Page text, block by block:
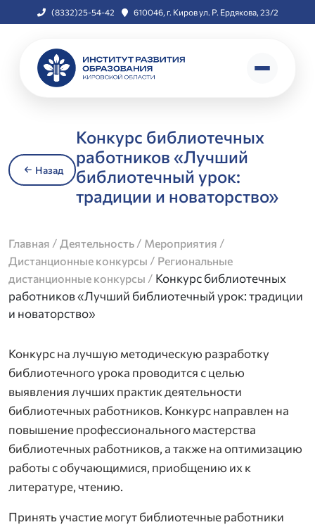
(8332)25-54-42 610046, г. Киров ул. Р. Ердякова, 23/2
Назад
Конкурс библиотечных
работников «Лучший
библиотечный урок:
традиции и новаторство»
Главная / Деятельность / Мероприятия /
Дистанционные конкурсы / Региональные
дистанционные конкурсы / Конкурс библиотечных
работников «Лучший библиотечный урок: традиции
и новаторство»
Конкурс на лучшую методическую разработку
библиотечного урока проводится с целью
выявления лучших практик деятельности
библиотечных работников. Конкурс направлен на
повышение профессионального мастерства
библиотечных работников, а также на оптимизацию
работы с обучающимися, приобщению их к
литературе, чтению.
Принять участие могут библиотечные работники